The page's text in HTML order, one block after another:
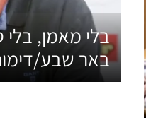
בלי מאמן, בלי
באר שבע/